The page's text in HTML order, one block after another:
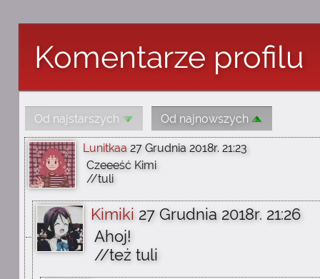
Komentarze profilu
Od najstarszych Od najnowszych
Lunitkaa 27 Grudnia 2018r. 21:23
Czeeeść Kimi
//tuli
Kimiki 27 Grudnia 2018r. 21:26
Ahoj!
//też tuli